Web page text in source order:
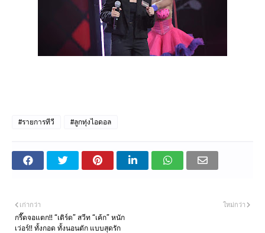
#รายการทีวี #ลูกทุ่งไอดอล
ใหม่กว่า
เก่ากว่า
กรี๊ดจอแตก!! “เติร์ด” สวีท “เค้ก” หนัก
เว่อร์!! ทั้งกอด ทั้งนอนตัก แบบสุดรัก